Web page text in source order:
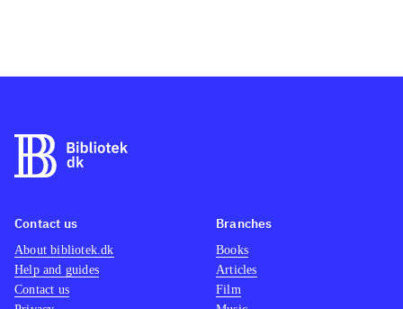
Contact us
About bibliotek.dk
Help and guides
Contact us
Branches
Books
Articles
Film